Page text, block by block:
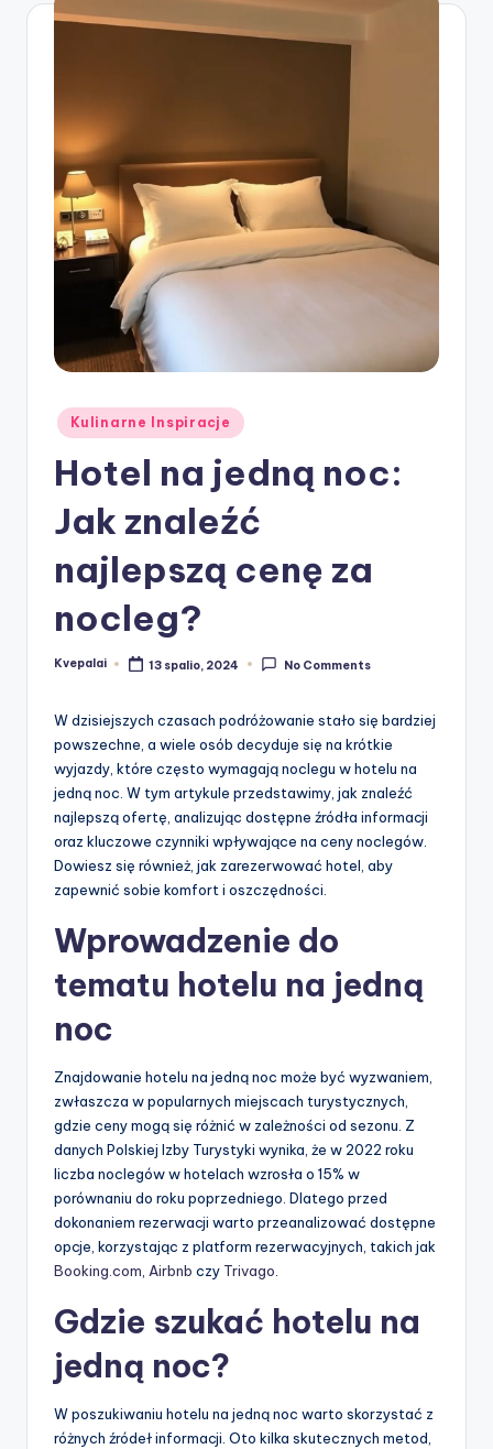
Posted
in
Kulinarne Inspiracje
Hotel na jedną noc:
Jak znaleźć
najlepszą cenę za
nocleg?
Posted
Kvepalai 13 spalio, 2024 No Comments
W dzisiejszych czasach podróżowanie stało się bardziej
powszechne, a wiele osób decyduje się na krótkie
wyjazdy, które często wymagają noclegu w hotelu na
jedną noc. W tym artykule przedstawimy, jak znaleźć
najlepszą ofertę, analizując dostępne źródła informacji
oraz kluczowe czynniki wpływające na ceny noclegów.
Dowiesz się również, jak zarezerwować hotel, aby
zapewnić sobie komfort i oszczędności.
Wprowadzenie do
tematu hotelu na jedną
noc
Znajdowanie hotelu na jedną noc może być wyzwaniem,
zwłaszcza w popularnych miejscach turystycznych,
gdzie ceny mogą się różnić w zależności od sezonu. Z
danych Polskiej Izby Turystyki wynika, że w 2022 roku
liczba noclegów w hotelach wzrosła o 15% w
porównaniu do roku poprzedniego. Dlatego przed
dokonaniem rezerwacji warto przeanalizować dostępne
opcje, korzystając z platform rezerwacyjnych, takich jak
Booking.com Airbnb czy Trivago
Gdzie szukać hotelu na
jedną noc?
W poszukiwaniu hotelu na jedną noc warto skorzystać z
różnych źródeł informacji. Oto kilka skutecznych metod,